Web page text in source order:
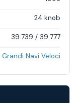
24 knob
39.739 / 39.777
Grandi Navi Veloci